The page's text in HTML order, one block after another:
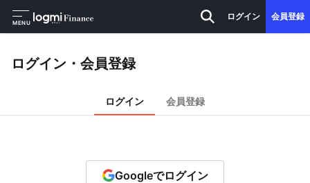
MENU
ログイン 会員登録
ログイン・会員登録
ログイン 会員登録
Googleでログイン